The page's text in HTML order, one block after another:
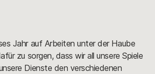
Jahr auf Arbeiten unter der Haube
zu sorgen, dass wir all unsere Spiele
Dienste den verschiedenen